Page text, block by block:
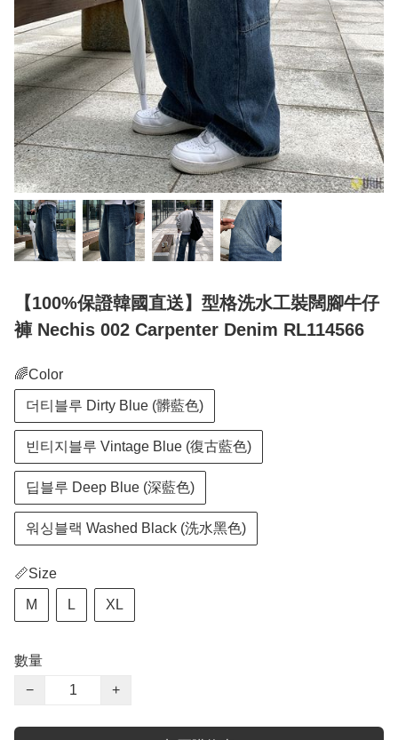
【100%保證韓國直送】型格洗水工裝闊腳牛仔
褲 Nechis 002 Carpenter Denim RL114566
🌈Color
더티블루 Dirty Blue (髒藍色)
빈티지블루 Vintage Blue (復古藍色)
딥블루 Deep Blue (深藍色)
워싱블랙 Washed Black (洗水黑色)
📏Size
M L XL
數量
−
+